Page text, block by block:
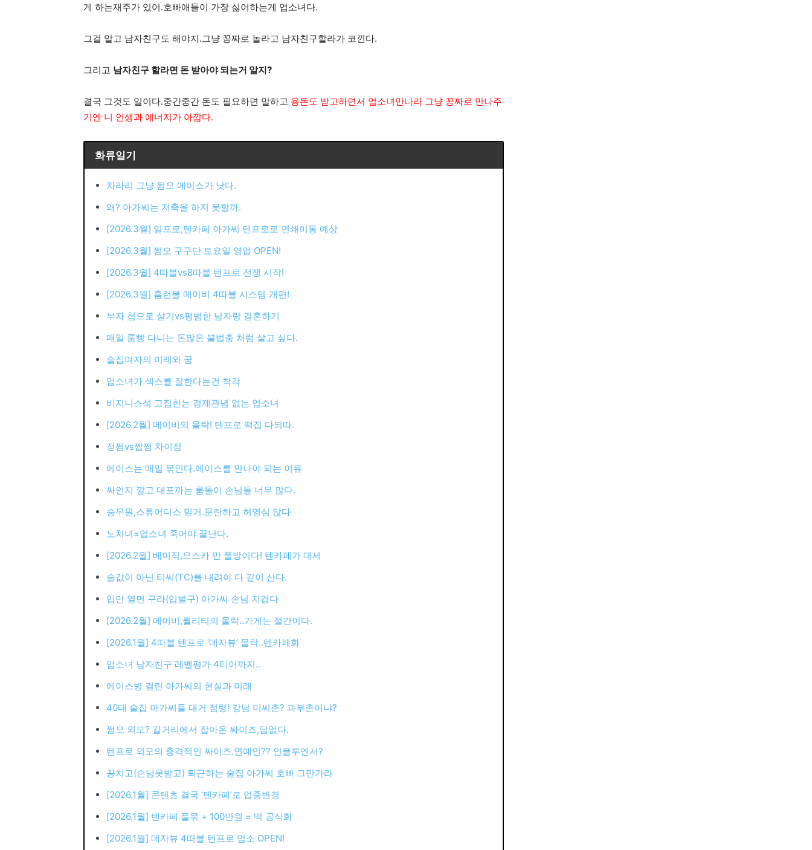
게 하는재주가 있어.호빠애들이 가장 싫어하는게 업소녀다.
그걸 알고 남자친구도 해야지.그냥 꽁짜로 놀라고 남자친구할라가 코낀다.
그리고 남자친구 할라면 돈 받아야 되는거 알지?
결국 그것도 일이다.중간중간 돈도 필요하면 말하고 용돈도 받고하면서 업소녀만나라 그냥 꽁짜로 만나주
기엔 니 인생과 에너지가 아깝다.
화류일기
차라리 그냥 쩜오 에이스가 낫다.
왜? 아가씨는 저축을 하지 못할까.
[2026.3월] 일프로,텐카페 아가씨 텐프로로 연쇄이동 예상
[2026.3월] 쩜오 구구단 토요일 영업 OPEN!
[2026.3월] 4따블vs8따블 텐프로 전쟁 시작!
[2026.3월] 홈런볼 메이비 4따블 시스템 개편!
부자 첩으로 살기vs평범한 남자랑 결혼하기
매일 룸빵 다니는 돈많은 불법충 처럼 살고 싶다.
술집여자의 미래와 꿈
업소녀가 섹스를 잘한다는건 착각
비지니스석 고집한는 경제관념 없는 업소녀
[2026.2월] 메이비의 몰락! 텐프로 떡집 다되따.
정쩜vs짭쩜 차이점
에이스는 매일 묶인다.에이스를 만나야 되는 이유
싸인지 깔고 대포까는 룸돌이 손님들 너무 많다.
승무원,스튜어디스 믿거.문란하고 허영심 많다
노처녀=업소녀 죽어야 끝난다.
[2026.2월] 베이직,오스카 만 풀방이다! 텐카페가 대세
술값이 아닌 티씨(TC)를 내려야 다 같이 산다.
입만 열면 구라(입벌구) 아가씨 손님 지겹다
[2026.2월] 메이비,퀄리티의 몰락..가게는 절간이다.
[2026.1월] 4따블 텐프로 ‘데자뷰’ 몰락..텐카페화
업소녀 남자친구 레벨평가 4티어까지..
에이스병 걸린 아가씨의 현실과 미래
40대 술집 아가씨들 대거 점령! 강남 미씨촌? 과부촌이냐?
쩜오 외모? 길거리에서 잡아온 싸이즈,답없다.
텐프로 외모의 충격적인 싸이즈.연예인?? 인플루엔서?
꽁치고(손님못받고) 퇴근하는 술집 아가씨 호빠 그만가라
[2026.1월] 콘텐츠 결국 ‘텐카페’로 업종변경
[2026.1월] 텐카페 풀묶 + 100만원 = 떡 공식화
[2026.1월] 데자뷰 4떠블 텐프로 업소 OPEN!